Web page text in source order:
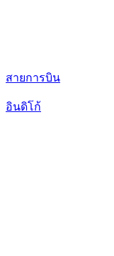
สายการบิน
อินดิโก้